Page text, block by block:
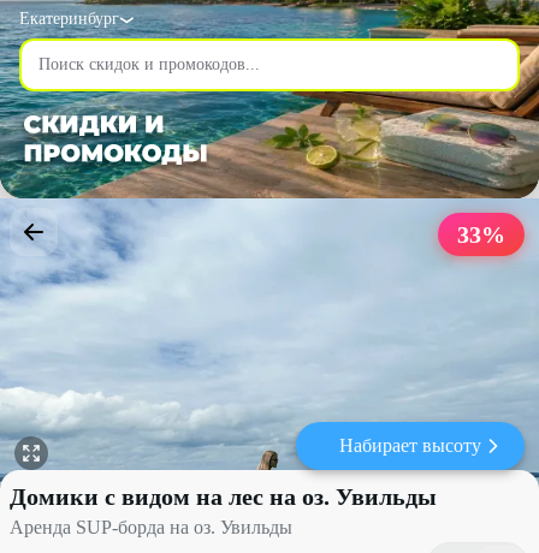
Екатеринбург
33%
Набирает высоту
Аренда SUP-борда на оз. Увильды со скидкой 33% - Домики с
Домики с видом на лес на оз. Увильды
Аренда SUP-борда на оз. Увильды